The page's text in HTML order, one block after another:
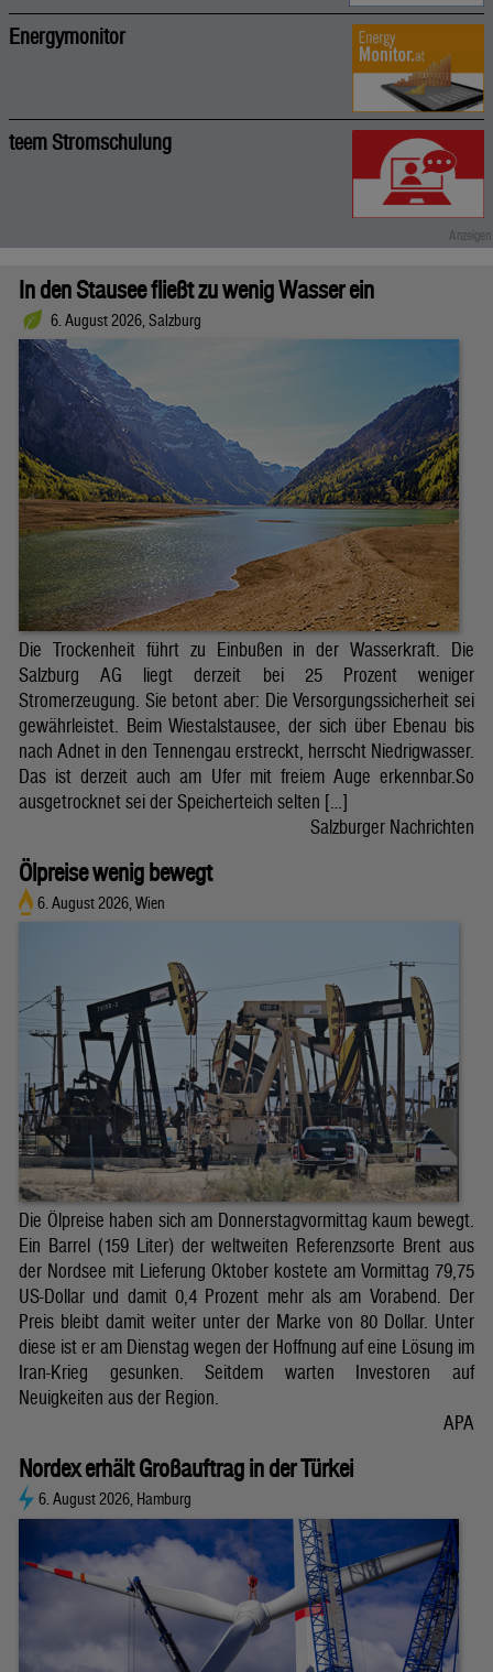
Energymonitor
teem Stromschulung
In den Stausee fließt zu wenig Wasser ein
6. August 2026, Salzburg
Die Trockenheit führt zu Einbußen in der Wasserkraft. Die
Salzburg AG liegt derzeit bei 25 Prozent weniger
Stromerzeugung. Sie betont aber: Die Versorgungssicherheit sei
gewährleistet. Beim Wiestalstausee, der sich über Ebenau bis
nach Adnet in den Tennengau erstreckt, herrscht Niedrigwasser.
Das ist derzeit auch am Ufer mit freiem Auge erkennbar.So
ausgetrocknet sei der Speicherteich selten […]
Salzburger Nachrichten
Ölpreise wenig bewegt
6. August 2026, Wien
Die Ölpreise haben sich am Donnerstagvormittag kaum bewegt.
Ein Barrel (159 Liter) der weltweiten Referenzsorte Brent aus
der Nordsee mit Lieferung Oktober kostete am Vormittag 79,75
US-Dollar und damit 0,4 Prozent mehr als am Vorabend. Der
Preis bleibt damit weiter unter der Marke von 80 Dollar. Unter
diese ist er am Dienstag wegen der Hoffnung auf eine Lösung im
Iran-Krieg gesunken. Seitdem warten Investoren auf
Neuigkeiten aus der Region.
APA
Nordex erhält Großauftrag in der Türkei
6. August 2026, Hamburg